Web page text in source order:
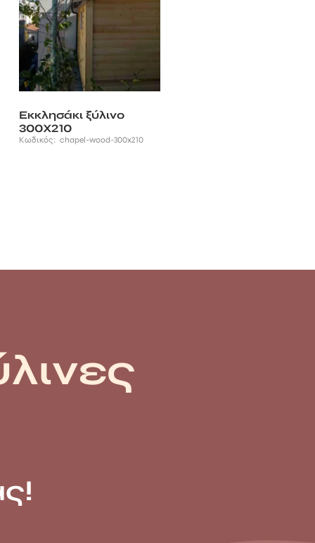
Εκκλησάκι ξύλινο
300Χ210
Κωδικός: chapel-wood-300x210